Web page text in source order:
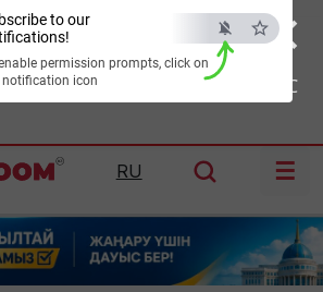
×
ESC
to our
permission prompts, click on
notification icon
Алматы: Шымкент:33°C
RU ☰